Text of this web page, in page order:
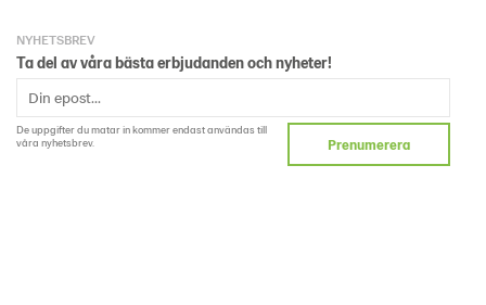
NYHETSBREV
Ta del av våra bästa erbjudanden och nyheter!
De uppgifter du matar in kommer endast användas till
våra nyhetsbrev.
Prenumerera